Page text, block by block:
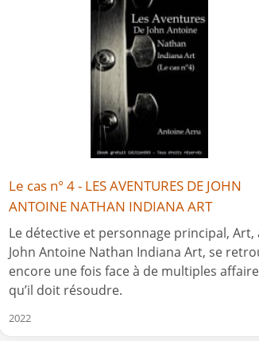
Le cas n° 4 - LES AVENTURES DE JOHN
ANTOINE NATHAN INDIANA ART
Le détective et personnage principal, Art,
John Antoine Nathan Indiana Art, se
encore une fois face à de multiples
qu’il doit résoudre.
2022